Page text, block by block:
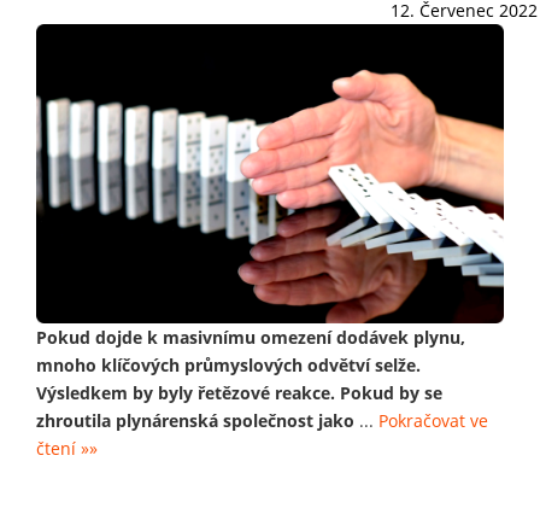
12. Červenec 2022
Pokud dojde k masivnímu omezení dodávek plynu,
mnoho klíčových průmyslových odvětví selže.
Výsledkem by byly řetězové reakce. Pokud by se
zhroutila plynárenská společnost jako ... Pokračovat ve
čtení »»